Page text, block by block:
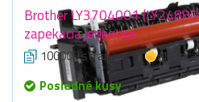
Brother LY3704001
zapekacia jednotka
100000 stran
1
Posledné kusy